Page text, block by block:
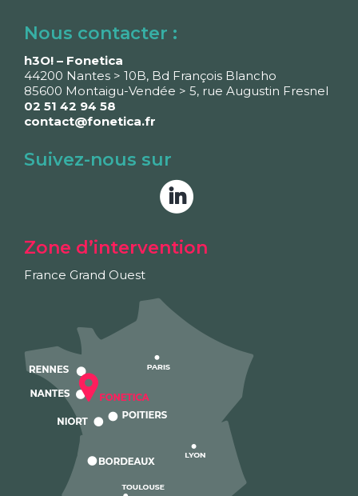
Nous contacter :
h3O! – Fonetica
44200 Nantes > 10B, Bd François Blancho
85600 Montaigu-Vendée > 5, rue Augustin Fresnel
02 51 42 94 58
contact@fonetica.fr
Suivez-nous sur
Zone d’intervention
France Grand Ouest